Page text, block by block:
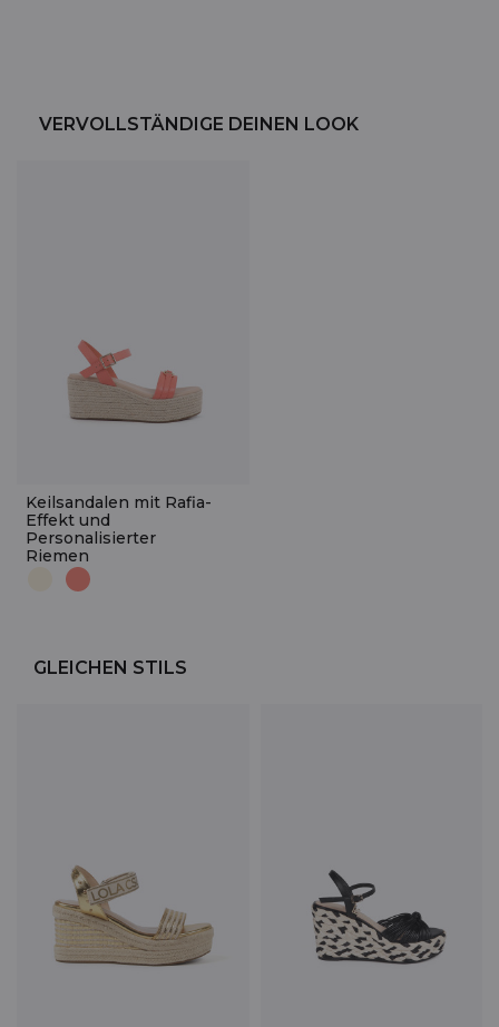
VERVOLLSTÄNDIGE DEINEN LOOK
Keilsandalen mit Rafia-
Effekt und
Personalisierter
Riemen
GLEICHEN STILS